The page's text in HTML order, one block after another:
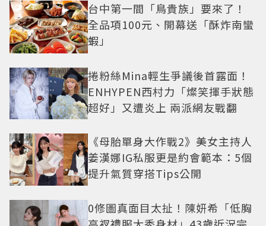
台中第一間「鳥貴族」要來了！
全品項100元、開幕送「酥炸南蠻
蝦」
捲粉絲Mina輕生爭議後首露面！
ENHYPEN西村力「燦笑揮手狀態
超好」又遭炎上 兩派網友戰翻
《母胎單身大作戰2》美女主持人
姜漢娜IG私服更是約會範本：5個
提升氣質穿搭Tips公開
0修圖真面目太扯！陳妍希「低胸